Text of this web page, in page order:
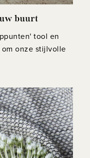
buurt
tool en
onze stijlvolle